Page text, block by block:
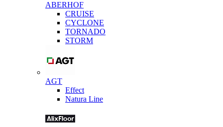
ABERHOF
CRUISE
CYCLONE
TORNADO
STORM
AGT
Effect
Natura Line